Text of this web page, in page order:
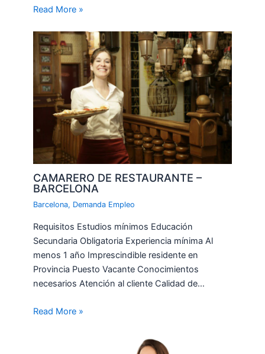
Read More »
CAMARERO DE RESTAURANTE –
BARCELONA
Barcelona, Demanda Empleo
Requisitos Estudios mínimos Educación
Secundaria Obligatoria Experiencia mínima Al
menos 1 año Imprescindible residente en
Provincia Puesto Vacante Conocimientos
necesarios Atención al cliente Calidad de…
Read More »